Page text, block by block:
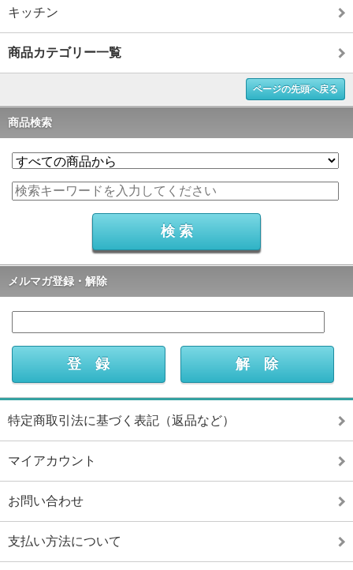
キッチン
商品カテゴリー一覧
ページの先頭へ戻る
商品検索
メルマガ登録・解除
特定商取引法に基づく表記（返品など）
マイアカウント
お問い合わせ
支払い方法について